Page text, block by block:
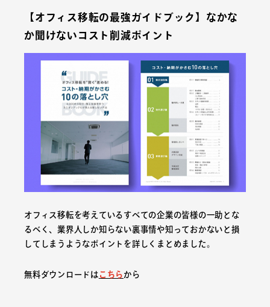
【オフィス移転の最強ガイドブック】なかな
か聞けないコスト削減ポイント
オフィス移転を考えているすべての企業の皆様の一助とな
るべく、業界人しか知らない裏事情や知っておかないと損
してしまうようなポイントを詳しくまとめました。
無料ダウンロードは こちら から